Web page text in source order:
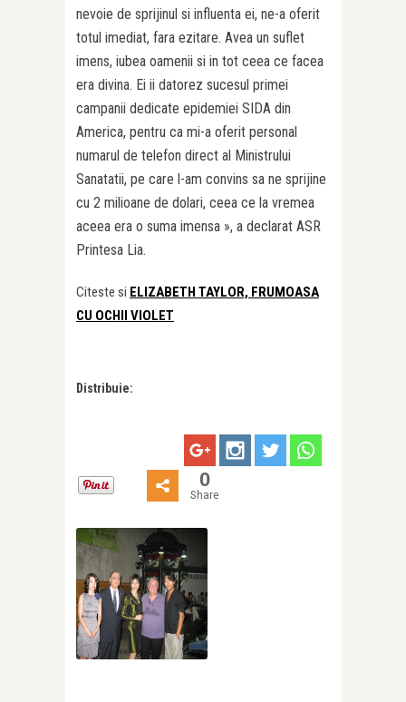
nevoie de sprijinul si influenta ei, ne-a oferit
totul imediat, fara ezitare. Avea un suflet
imens, iubea oamenii si in tot ceea ce facea
era divina. Ei ii datorez sucesul primei
campanii dedicate epidemiei SIDA din
America, pentru ca mi-a oferit personal
numarul de telefon direct al Ministrului
Sanatatii, pe care l-am convins sa ne sprijine
cu 2 milioane de dolari, ceea ce la vremea
aceea era o suma imensa », a declarat ASR
Printesa Lia.
Citeste si ELIZABETH TAYLOR, FRUMOASA
CU OCHII VIOLET
Distribuie:
0
Share